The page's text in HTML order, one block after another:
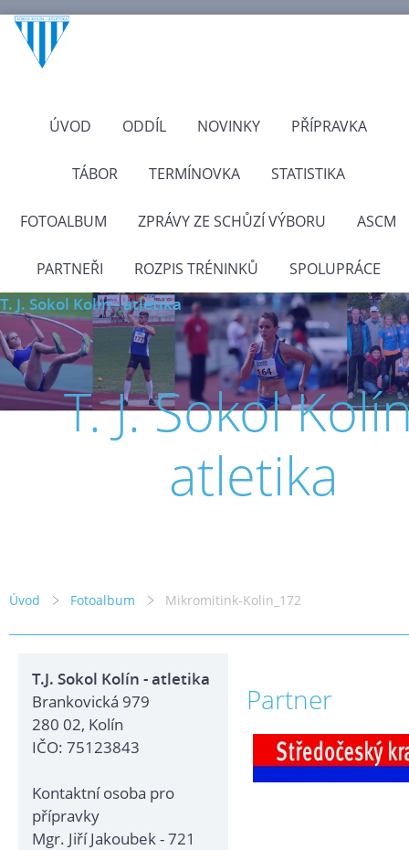
ÚVOD ODDÍL NOVINKY PŘÍPRAVKA
TÁBOR TERMÍNOVKA STATISTIKA
FOTOALBUM ZPRÁVY ZE SCHŮZÍ VÝBORU ASCM
PARTNEŘI ROZPIS TRÉNINKŮ SPOLUPRÁCE
T. J. Sokol Kolín - atletika
T. J. Sokol
atletika
Úvod Fotoalbum Mikromitink-Kolin_172
T.J. Sokol Kolín - atletika
Brankovická 979
280 02, Kolín
IČO: 75123843
Kontaktní osoba pro
přípravky
Mgr. Jiří Jakoubek - 721
Partner